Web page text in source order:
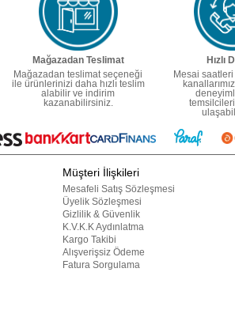
Mağazadan Teslimat
Mağazadan teslimat seçeneği
ile ürünlerinizi daha hızlı teslim
alabilir ve indirim
kazanabilirsiniz.
Hızlı
Mesai
Müşteri İlişkileri
Mesafeli Satış Sözleşmesi
Üyelik Sözleşmesi
Gizlilik & Güvenlik
K.V.K.K Aydınlatma
Kargo Takibi
Alışverişsiz Ödeme
Fatura Sorgulama